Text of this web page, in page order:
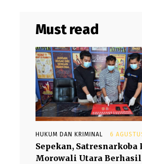
Must read
HUKUM DAN KRIMINAL 6
Sepekan, Satresnarkoba
Morowali Utara Berhasil